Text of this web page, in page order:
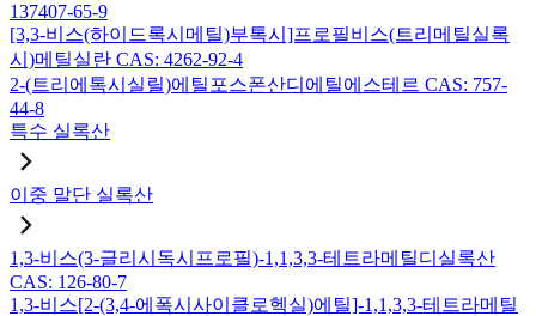
137407-65-9
[3,3-비스(하이드록시메틸)부톡시]프로필비스(트리메틸실록
시)메틸실란 CAS: 4262-92-4
2-(트리에톡시실릴)에틸포스폰산디에틸에스테르 CAS: 757-
44-8
특수 실록산
이중 말단 실록산
1,3-비스(3-글리시독시프로필)-1,1,3,3-테트라메틸디실록산
CAS: 126-80-7
1,3-비스[2-(3,4-에폭시사이클로헥실)에틸]-1,1,3,3-테트라메틸